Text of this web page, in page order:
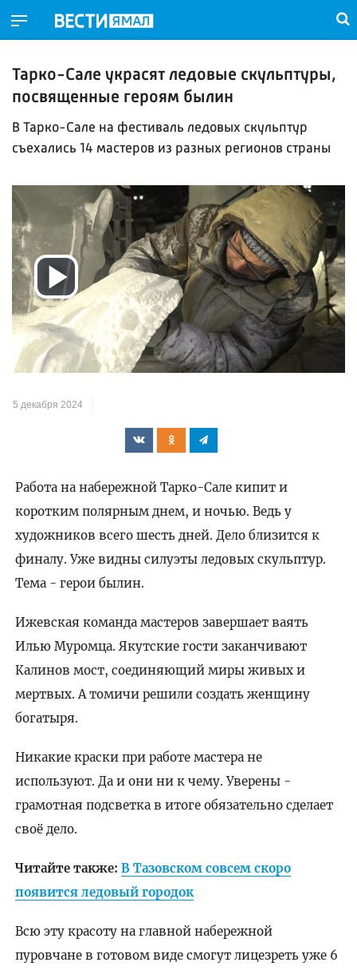
Тарко-Сале украсят ледовые скульптуры,
посвященные героям былин
В Тарко-Сале на фестиваль ледовых скульптур
съехались 14 мастеров из разных регионов страны
Воспроизвести
видео
5 декабря 2024
Работа на набережной Тарко-Сале кипит и
коротким полярным днем, и ночью. Ведь у
художников всего шесть дней. Дело близится к
финалу. Уже видны силуэты ледовых скульптур.
Тема - герои былин.
Ижевская команда мастеров завершает ваять
Илью Муромца. Якутские гости заканчивают
Калинов мост, соединяющий миры живых и
мертвых. А томичи решили создать женщину
богатыря.
Никакие краски при работе мастера не
используют. Да и они ни к чему. Уверены -
грамотная подсветка в итоге обязательно сделает
своё дело.
Читайте также: В Тазовском совсем скоро
появится ледовый городок
Всю эту красоту на главной набережной
пуровчане в готовом виде смогут лицезреть уже 6